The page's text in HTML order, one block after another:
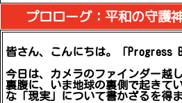
プロローグ：平和の守護
皆さん、こんにちは。「Progress
今日は、カメラのファインダー越
裏腹に、いま地球の裏側で起きて
な「現実」について書かざるを得ま